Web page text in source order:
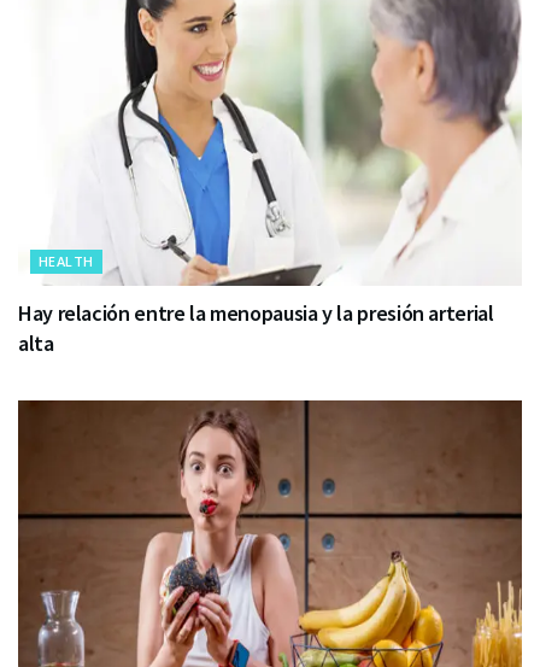
HEALTH
Hay relación entre la menopausia y la presión arterial
alta